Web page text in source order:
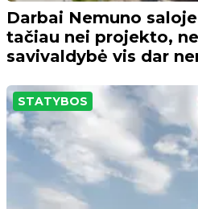
Darbai Nemuno
tačiau nei projekto,
savivaldybė vis dar
STATYBOS